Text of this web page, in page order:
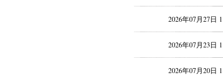
2026年07月27日
2026年07月23日
2026年07月20日